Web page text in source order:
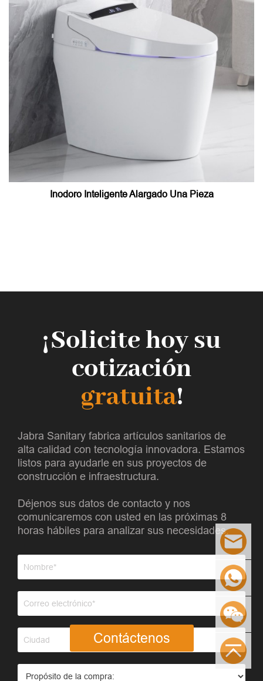
Inodoro Inteligente Alargado Una Pieza
¡Solicite hoy su
cotización
gratuita!
Jabra Sanitary fabrica artículos sanitarios de
alta calidad con tecnología innovadora. Estamos
listos para ayudarle en sus proyectos de
construcción e infraestructura.
Déjenos sus datos de contacto y nos
comunicaremos con usted en las próximas 8
horas hábiles para analizar sus necesidades.
Contáctenos